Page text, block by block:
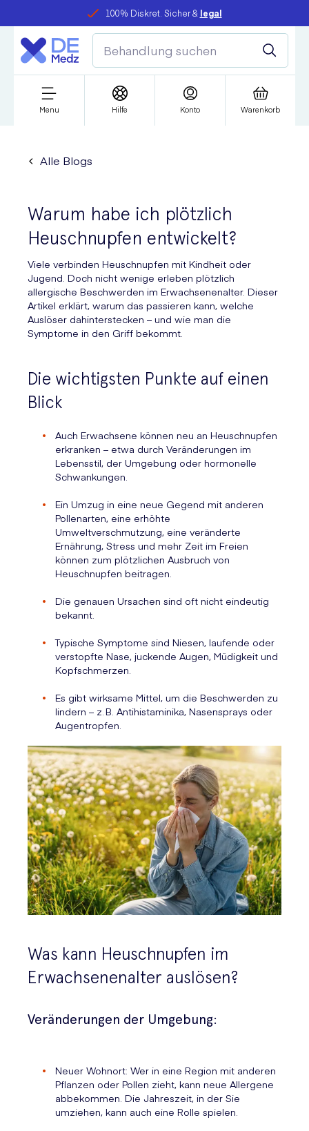
100% Diskret. Sicher & legal
Menu Hilfe Konto Warenkorb
Alle Blogs
Warum habe ich plötzlich
Heuschnupfen entwickelt?
Viele verbinden Heuschnupfen mit Kindheit oder
Jugend. Doch nicht wenige erleben plötzlich
allergische Beschwerden im Erwachsenenalter. Dieser
Artikel erklärt, warum das passieren kann, welche
Auslöser dahinterstecken – und wie man die
Symptome in den Griff bekommt.
Die wichtigsten Punkte auf einen
Blick
Auch Erwachsene können neu an Heuschnupfen
erkranken – etwa durch Veränderungen im
Lebensstil, der Umgebung oder hormonelle
Schwankungen.
Ein Umzug in eine neue Gegend mit anderen
Pollenarten, eine erhöhte
Umweltverschmutzung, eine veränderte
Ernährung, Stress und mehr Zeit im Freien
können zum plötzlichen Ausbruch von
Heuschnupfen beitragen.
Die genauen Ursachen sind oft nicht eindeutig
bekannt.
Typische Symptome sind Niesen, laufende oder
verstopfte Nase, juckende Augen, Müdigkeit und
Kopfschmerzen.
Es gibt wirksame Mittel, um die Beschwerden zu
lindern – z. B. Antihistaminika, Nasensprays oder
Augentropfen.
Was kann Heuschnupfen im
Erwachsenenalter auslösen?
Veränderungen der Umgebung:
Neuer Wohnort: Wer in eine Region mit anderen
Pflanzen oder Pollen zieht, kann neue Allergene
abbekommen. Die Jahreszeit, in der Sie
umziehen, kann auch eine Rolle spielen.